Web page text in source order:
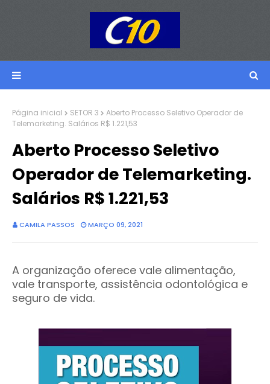
Página inicial SETOR 3
Aberto Processo Seletivo Operador de
Telemarketing. Salários R$ 1.221,53
Aberto Processo Seletivo
Operador de Telemarketing.
Salários R$ 1.221,53
CAMILA PASSOS MARÇO 09, 2021
A organização oferece vale alimentação,
vale transporte, assistência odontológica e
seguro de vida.